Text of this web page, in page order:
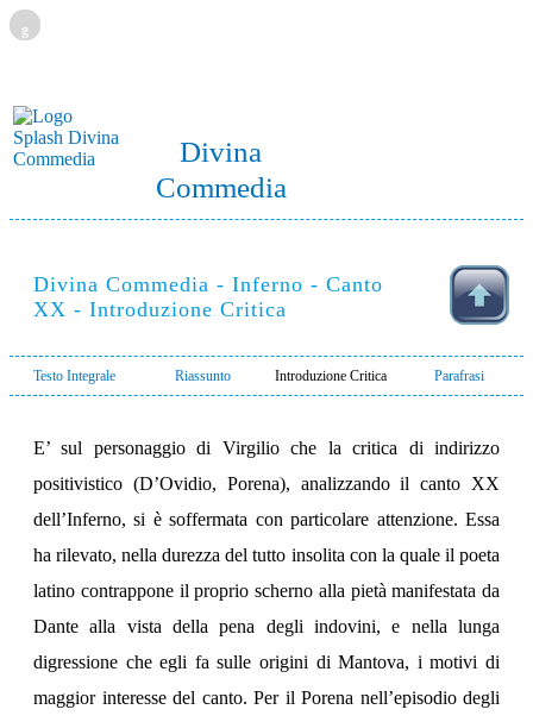
g
Divina
Commedia
Divina Commedia - Inferno - Canto
XX - Introduzione Critica
Testo Integrale Riassunto Introduzione Critica Parafrasi
E’ sul personaggio di Virgilio che la critica di indirizzo
positivistico (D’Ovidio, Porena), analizzando il canto XX
dell’Inferno, si è soffermata con particolare attenzione. Essa
ha rilevato, nella durezza del tutto insolita con la quale il poeta
latino contrappone il proprio scherno alla pietà manifestata da
Dante alla vista della pena degli indovini, e nella lunga
digressione che egli fa sulle origini di Mantova, i motivi di
maggior interesse del canto. Per il Porena nell’episodio degli